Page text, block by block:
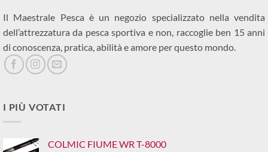
Il Maestrale Pesca è un negozio specializzato nella vendita
dell’attrezzatura da pesca sportiva e non, raccoglie ben 15 anni
di conoscenza, pratica, abilità e amore per questo mondo.
I PIÙ VOTATI
COLMIC FIUME WR T-8000